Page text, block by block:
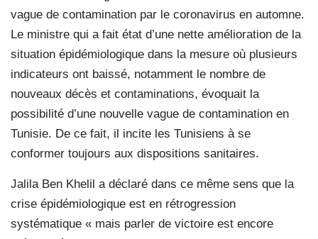
vague de contamination par le coronavirus en automne.
Le ministre qui a fait état d’une nette amélioration de la
situation épidémiologique dans la mesure où plusieurs
indicateurs ont baissé, notamment le nombre de
nouveaux décès et contaminations, évoquait la
possibilité d’une nouvelle vague de contamination en
Tunisie. De ce fait, il incite les Tunisiens à se
conformer toujours aux dispositions sanitaires.
Jalila Ben Khelil a déclaré dans ce même sens que la
crise épidémiologique est en rétrogression
systématique « mais parler de victoire est encore